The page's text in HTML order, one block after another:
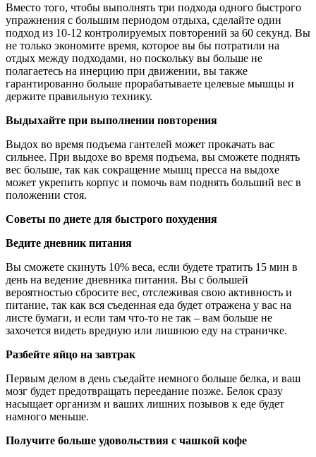
Вместо того, чтобы выполнять три подхода одного быстрого
упражнения с большим периодом отдыха, сделайте один
подход из 10-12 контролируемых повторений за 60 секунд. Вы
не только экономите время, которое вы бы потратили на
отдых между подходами, но поскольку вы больше не
полагаетесь на инерцию при движении, вы также
гарантированно больше прорабатываете целевые мышцы и
держите правильную технику.
Выдыхайте при выполнении повторения
Выдох во время подъема гантелей может прокачать вас
сильнее. При выдохе во время подъема, вы сможете поднять
вес больше, так как сокращение мышц пресса на выдохе
может укрепить корпус и помочь вам поднять больший вес в
положении стоя.
Советы по диете для быстрого похудения
Ведите дневник питания
Вы сможете скинуть 10% веса, если будете тратить 15 мин в
день на ведение дневника питания. Вы с большей
вероятностью сбросите вес, отслеживая свою активность и
питание, так как вся съеденная еда будет отражена у вас на
листе бумаги, и если там что-то не так – вам больше не
захочется видеть вредную или лишнюю еду на страничке.
Разбейте яйцо на завтрак
Первым делом в день съедайте немного больше белка, и ваш
мозг будет предотвращать переедание позже. Белок сразу
насыщает организм и ваших лишних позывов к еде будет
намного меньше.
Получите больше удовольствия с чашкой кофе